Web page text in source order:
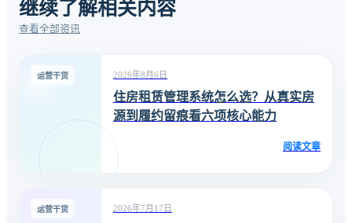
继续了解相关内容
查看全部资讯
运营干货 2026年8月6日
住房租赁管理系统怎么选？从真实房
源到履约留痕看六项核心能力
阅读文章
运营干货 2026年7月17日